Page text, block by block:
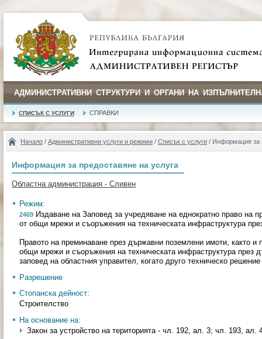
АДМИНИСТРАТИВНИ СТРУКТУРИ И ОРГАНИ НА
СПИСЪК С УСЛУГИ СПРАВКИ
Начало / Административни услуги и режими / Списък с услуги / Информация за
Информация за предоставяне на услуга
Областна администрация - Сливен
Режим:
2469 Издаване на Заповед за учредяване на еднократно право на
от общи мрежи и съоръжения на техническата инфраструктура
Правото на преминаване през държавни поземлени имоти, както и
общи мрежи и съоръжения на техническата инфраструктура през
заповед на областния управител, когато друго техническо
Разрешение
Стопанска дейност:
Строителство
На основание на:
Закон за устройство на територията - чл. 192, ал. 3; чл. 193, ал.